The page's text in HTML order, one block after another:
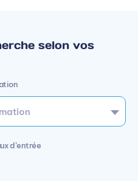
selon vos
d’entrée